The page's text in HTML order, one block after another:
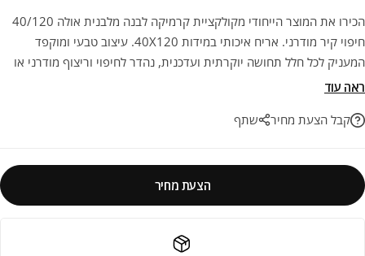
הכירו את המוצר הייחודי מקולקציית קרמיקה לבנה מלבנית אולה 40/120
חיפוי קיר מודרני. אריח איכותי במידות 40X120. עיצוב טבעי ומוקפד
המעניק לכל חלל תחושה יוקרתית ועדכנית, נהדר לחיפוי וריצוף מודרני או
כפרי. הבחירה המושלמת לשדרוג הפרויקט שלכם עם עמידות ואסתטיקה
ראה עוד
קבל הצעת מחיר
שתף
הצעת מחיר